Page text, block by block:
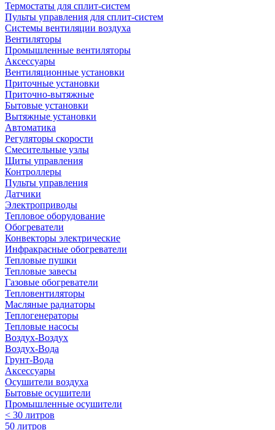
Термостаты для сплит-систем
Пульты управления для сплит-систем
Системы вентиляции воздуха
Вентиляторы
Промышленные вентиляторы
Аксессуары
Вентиляционные установки
Приточные установки
Приточно-вытяжные
Бытовые установки
Вытяжные установки
Автоматика
Регуляторы скорости
Смесительные узлы
Щиты управления
Контроллеры
Пульты управления
Датчики
Электроприводы
Тепловое оборудование
Обогреватели
Конвекторы электрические
Инфракрасные обогреватели
Тепловые пушки
Тепловые завесы
Газовые обогреватели
Тепловентиляторы
Масляные радиаторы
Теплогенераторы
Тепловые насосы
Воздух-Воздух
Воздух-Вода
Грунт-Вода
Аксессуары
Осушители воздуха
Бытовые осушители
Промышленные осушители
< 30 литров
50 литров